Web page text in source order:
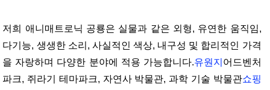
저희 애니매트로닉 공룡은 실물과 같은 외형, 유연한 움직임,
다기능, 생생한 소리, 사실적인 색상, 내구성 및 합리적인 가격
을 자랑하며 다양한 분야에 적용 가능합니다.유원지 어드벤처
파크, 쥐라기 테마파크, 자연사 박물관, 과학 기술 박물관쇼핑